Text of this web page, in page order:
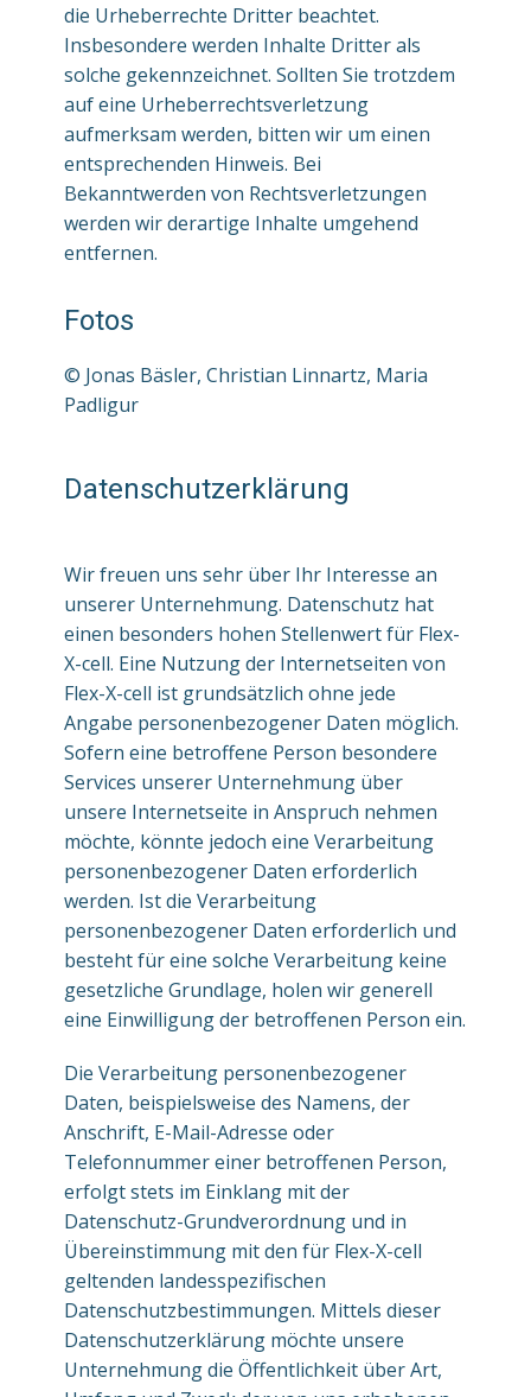
die Urheberrechte Dritter beachtet.
Insbesondere werden Inhalte Dritter als
solche gekennzeichnet. Sollten Sie trotzdem
auf eine Urheberrechtsverletzung
aufmerksam werden, bitten wir um einen
entsprechenden Hinweis. Bei
Bekanntwerden von Rechtsverletzungen
werden wir derartige Inhalte umgehend
entfernen.
Fotos
© Jonas Bäsler, Christian Linnartz, Maria
Padligur
Datenschutzerklärung
Wir freuen uns sehr über Ihr Interesse an
unserer Unternehmung. Datenschutz hat
einen besonders hohen Stellenwert für Flex-
X-cell. Eine Nutzung der Internetseiten von
Flex-X-cell ist grundsätzlich ohne jede
Angabe personenbezogener Daten möglich.
Sofern eine betroffene Person besondere
Services unserer Unternehmung über
unsere Internetseite in Anspruch nehmen
möchte, könnte jedoch eine Verarbeitung
personenbezogener Daten erforderlich
werden. Ist die Verarbeitung
personenbezogener Daten erforderlich und
besteht für eine solche Verarbeitung keine
gesetzliche Grundlage, holen wir generell
eine Einwilligung der betroffenen Person ein.
Die Verarbeitung personenbezogener
Daten, beispielsweise des Namens, der
Anschrift, E-Mail-Adresse oder
Telefonnummer einer betroffenen Person,
erfolgt stets im Einklang mit der
Datenschutz-Grundverordnung und in
Übereinstimmung mit den für Flex-X-cell
geltenden landesspezifischen
Datenschutzbestimmungen. Mittels dieser
Datenschutzerklärung möchte unsere
Unternehmung die Öffentlichkeit über Art,